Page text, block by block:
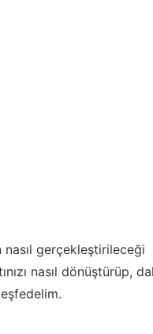
nasıl gerçekleştirileceği
nasıl dönüştürüp,